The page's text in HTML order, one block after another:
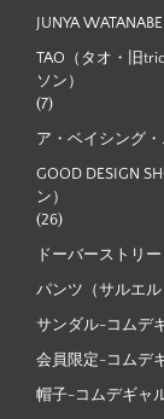
JUNYA
TAO（タオ・旧
ソン）
(7)
ア・ベイシング・
GOOD DESIGN
ン）
(26)
ドーバーストリ
パンツ（サルエ
サンダル-コムデ
会員限定-コムデ
帽子-コムデギャ